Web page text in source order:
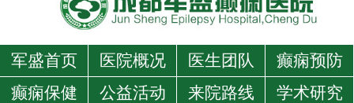
军盛首页 医院概况 医生团队
癫痫预防
癫痫保健
公益活动 来院路线 学术研究